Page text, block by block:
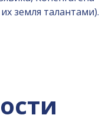
земля талантами).